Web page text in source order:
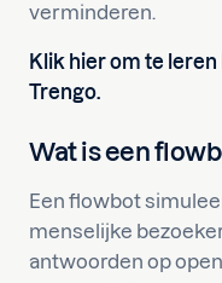
verminderen.
Klik hier om te
Trengo.
Wat is een
Een flowbot
menselijke
antwoorden op